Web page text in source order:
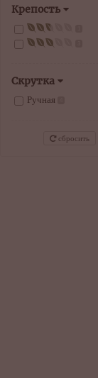
Крепость
Скрутка
Ручная
сбросить